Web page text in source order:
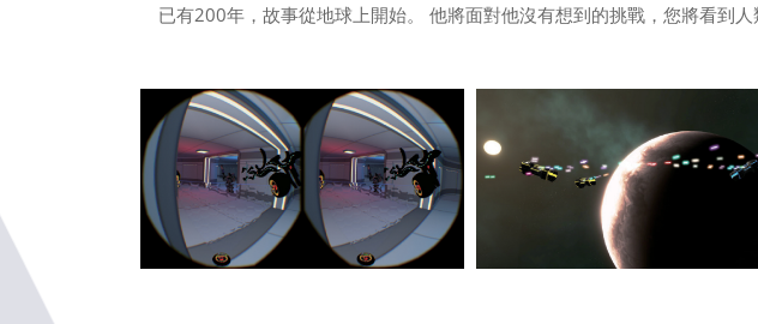
已有200年，故事從地球上開始。 他將面對他沒有想到的挑戰，您將看到